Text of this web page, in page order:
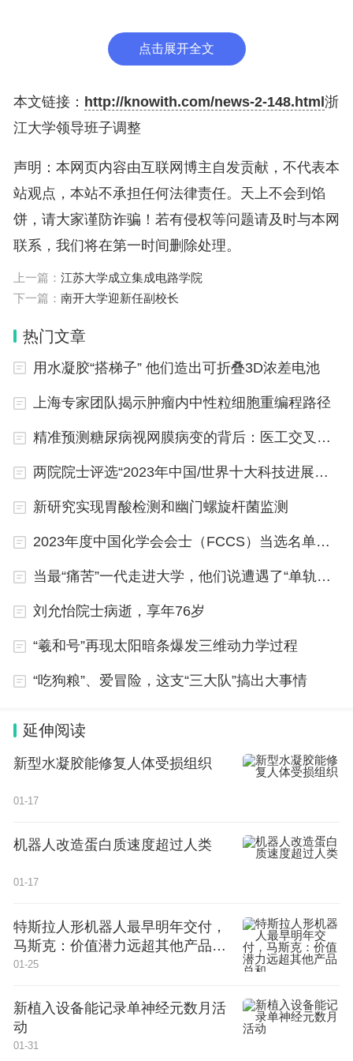
点击展开全文
本文链接： http://knowith.com/news-2-148.html 浙
江大学领导班子调整
声明：本网页内容由互联网博主自发贡献，不代表本
站观点，本站不承担任何法律责任。天上不会到馅
饼，请大家谨防诈骗！若有侵权等问题请及时与本网
联系，我们将在第一时间删除处理。
上一篇： 江苏大学成立集成电路学院
下一篇： 南开大学迎新任副校长
热门文章
用水凝胶“搭梯子” 他们造出可折叠3D浓差电池
上海专家团队揭示肿瘤内中性粒细胞重编程路径
精准预测糖尿病视网膜病变的背后：医工交叉攻关
两院院士评选“2023年中国/世界十大科技进展新闻”将于1月11日发布
新研究实现胃酸检测和幽门螺旋杆菌监测
2023年度中国化学会会士（FCCS）当选名单公布
当最“痛苦”一代走进大学，他们说遭遇了“单轨制”人生
刘允怡院士病逝，享年76岁
“羲和号”再现太阳暗条爆发三维动力学过程
“吃狗粮”、爱冒险，这支“三大队”搞出大事情
延伸阅读
新型水凝胶能修复人体受损组织
01-17
机器人改造蛋白质速度超过人类
01-17
特斯拉人形机器人最早明年交付，
马斯克：价值潜力远超其他产品总
和
01-25
新植入设备能记录单神经元数月活
动
01-31